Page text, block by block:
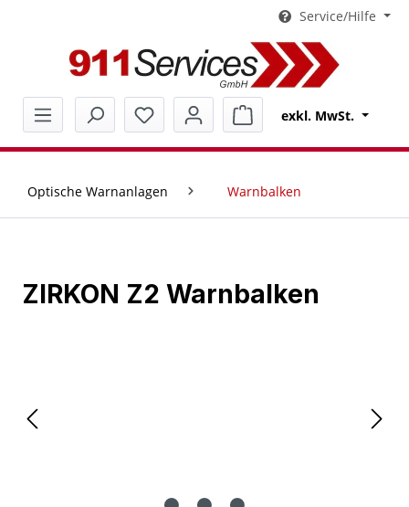
Service/Hilfe
Warenkorb enthält 0
exkl. MwSt.
Optische Warnanlagen Warnbalken
ZIRKON Z2 Warnbalken